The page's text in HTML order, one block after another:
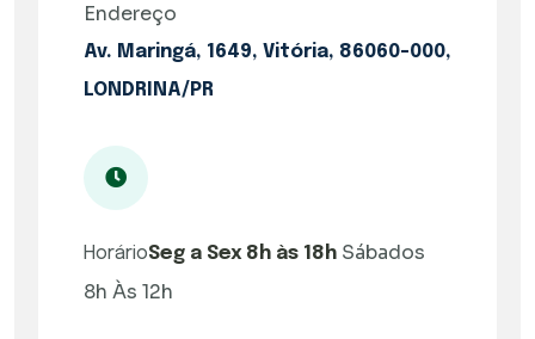
Endereço
Av. Maringá, 1649, Vitória, 86060-000,
LONDRINA/PR
HorárioSeg a Sex 8h às 18h Sábados
8h Às 12h